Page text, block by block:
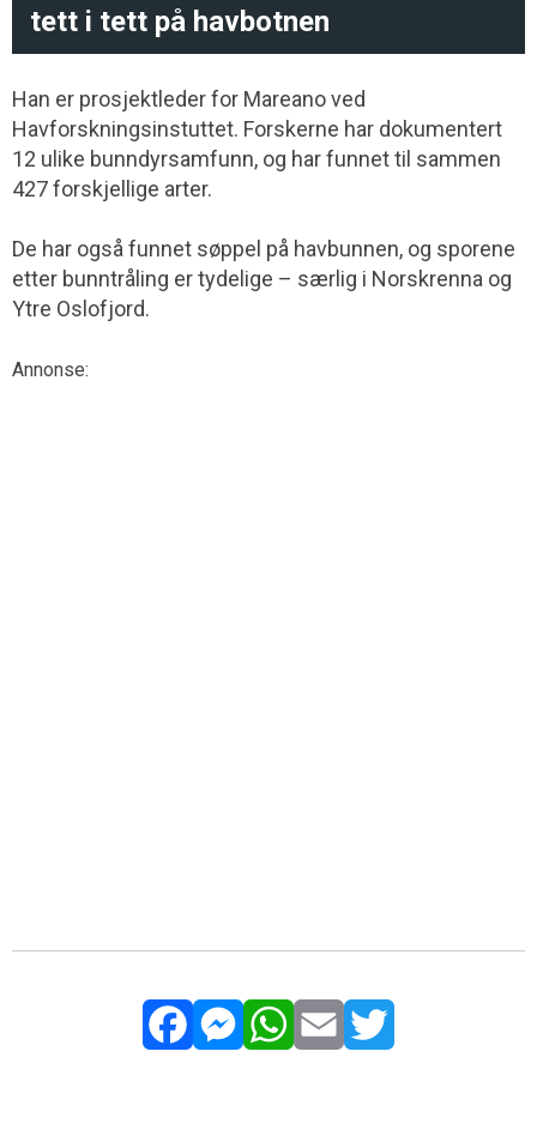
tett i tett på havbotnen
Han er prosjektleder for Mareano ved
Havforskningsinstuttet. Forskerne har dokumentert
12 ulike bunndyrsamfunn, og har funnet til sammen
427 forskjellige arter.
De har også funnet søppel på havbunnen, og sporene
etter bunntråling er tydelige – særlig i Norskrenna og
Ytre Oslofjord.
Annonse: